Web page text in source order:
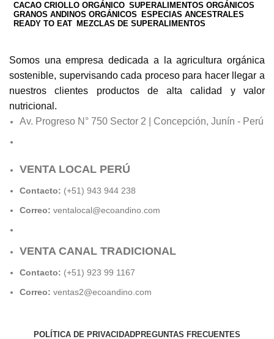
CACAO CRIOLLO ORGÁNICO SUPERALIMENTOS ORGÁNICOS
GRANOS ANDINOS ORGÁNICOS
ESPECIAS ANCESTRALES
READY TO EAT MEZCLAS DE SUPERALIMENTOS
Somos una empresa dedicada a la agricultura orgánica
sostenible, supervisando cada proceso para hacer llegar a
nuestros clientes productos de alta calidad y valor
nutricional.
Av. Progreso N° 750 Sector 2 | Concepción, Junín - Perú
VENTA LOCAL PERÚ
Contacto: (+51) 943 944 238
Correo: ventalocal@ecoandino.com
VENTA CANAL TRADICIONAL
Contacto: (+51) 923 99 1167
Correo: ventas2@ecoandino.com
POLÍTICA DE PRIVACIDADPREGUNTAS FRECUENTES